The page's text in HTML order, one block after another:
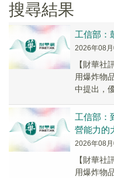
搜尋結果
工信部：
2026年08
【財華社
用爆炸物
中提出，
集團向產...
工信部：
營能力的
2026年08
【財華社
用爆炸物